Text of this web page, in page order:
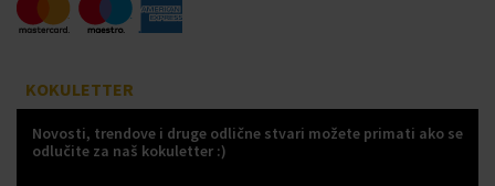
KOKULETTER
Novosti, trendove i druge odlične stvari možete primati ako se
odlučite za naš kokuletter :)